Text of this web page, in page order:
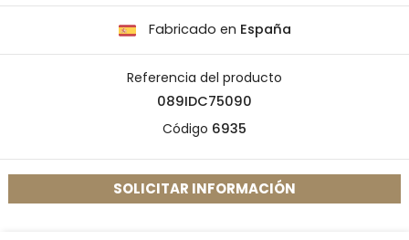
Fabricado en España
Referencia del producto
089IDC75090
Código 6935
SOLICITAR INFORMACIÓN